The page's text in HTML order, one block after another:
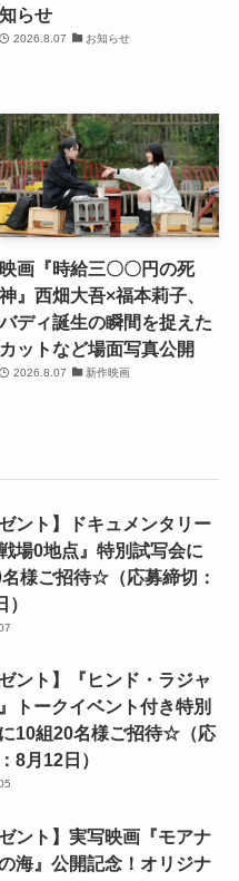
知らせ
2026.8.07 お知らせ
映画『時給三〇〇円の死
神』西畑大吾×福本莉子、
バディ誕生の瞬間を捉えた
カットなど場面写真公開
2026.8.07 新作映画
ゼント】ドキュメンタリー
場0地点』特別試写会に
様ご招待☆（応募締切：
ゼント】『ヒンド・ラジャ
トークイベント付き特別
10組20名様ご招待☆（応
8月12日）
ゼント】実写映画『モアナ
海』公開記念！オリジナ